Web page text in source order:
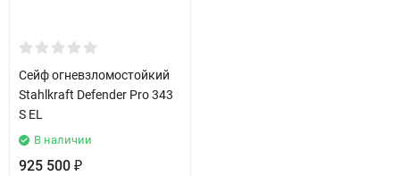
Сейф огневзломостойкий
Stahlkraft Defender Pro 343
S EL
В наличии
925 500 ₽